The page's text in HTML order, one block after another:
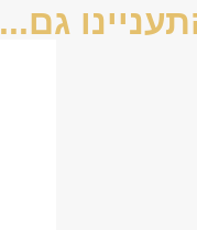
גם...